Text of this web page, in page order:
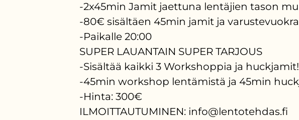
-2x45min Jamit jaettuna lentäjien tason
-80€ sisältäen 45min jamit ja
-Paikalle 20:00
SUPER LAUANTAIN SUPER TARJOUS
-Sisältää kaikki 3 Workshoppia ja huckjamit!
-45min workshop lentämistä ja 45min
-Hinta: 300€
ILMOITTAUTUMINEN: info@lentotehdas.fi